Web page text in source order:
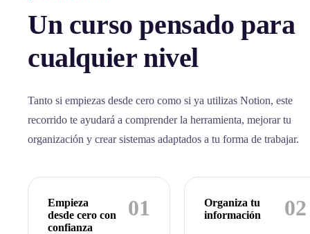
Un curso pensado para
cualquier nivel
Tanto si empiezas desde cero como si ya utilizas Notion, este
recorrido te ayudará a comprender la herramienta, mejorar tu
organización y crear sistemas adaptados a tu forma de trabajar.
01
Empieza
desde cero con
confianza
02
Organiza tu
información